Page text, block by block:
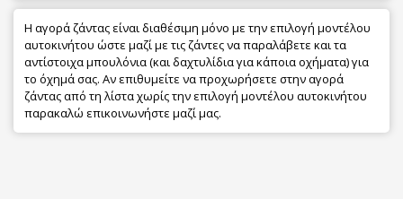
Η αγορά ζάντας είναι διαθέσιμη μόνο με την επιλογή μοντέλου
αυτοκινήτου ώστε μαζί με τις ζάντες να παραλάβετε και τα
αντίστοιχα μπουλόνια (και δαχτυλίδια για κάποια οχήματα) για
το όχημά σας. Αν επιθυμείτε να προχωρήσετε στην αγορά
ζάντας από τη λίστα χωρίς την επιλογή μοντέλου αυτοκινήτου
παρακαλώ επικοινωνήστε μαζί μας.